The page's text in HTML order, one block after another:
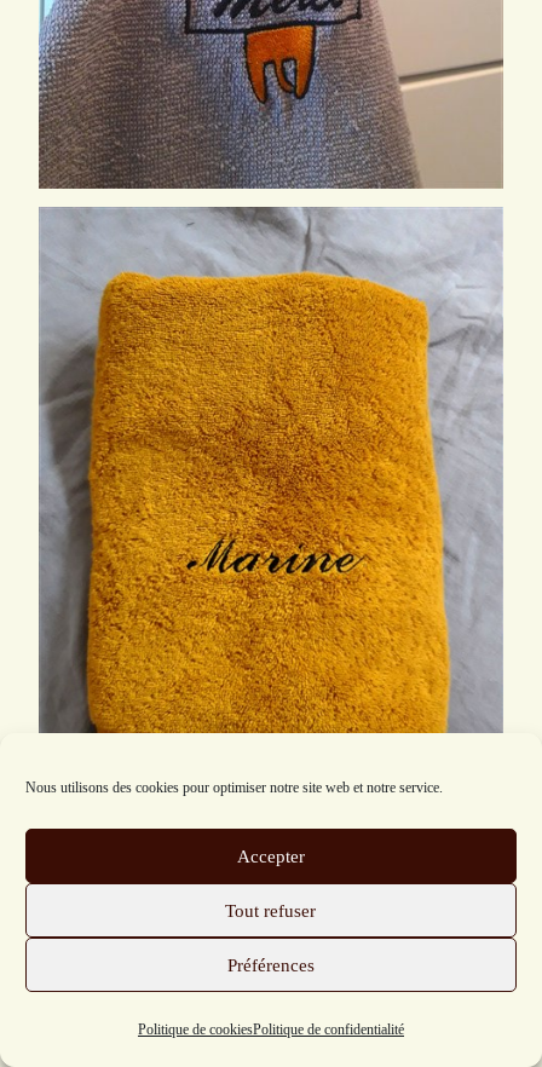
Nous utilisons des cookies pour optimiser notre site web et notre service.
Accepter
Tout refuser
Préférences
Politique de cookiesPolitique de confidentialité